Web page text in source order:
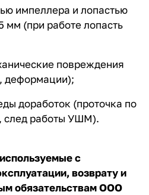
импеллера и лопастью
мм (при работе лопасть
повреждения
деформации);
доработок (проточка по
след работы УШМ).
с
возврату и
обязательствам ООО